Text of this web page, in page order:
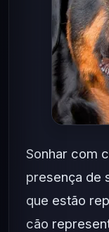
Sonhar com
presença de
que estão
cão